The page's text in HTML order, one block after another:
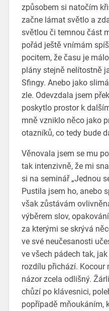
způsobem si natočím
začne lámat světlo a
světlou či temnou část
pořád ještě vnímám
pocitem, že času je
plány stejně nelítostně
Sfingy. Anebo jako
zle. Odevzdala jsem
poskytlo prostor k
mně vzniklo něco jako
otazníků, co tedy bude
Věnovala jsem se mu
tak intenzivně, že mi
si na seminář „Jednou
Pustila jsem ho, anebo
však zůstávám
výběrem slov,
za kterými se skrývá
ve své neučesanosti
ve všech pádech tak,
rozdílu přichází. Kocour
názor zcela odlišný.
chůzí po klávesnici,
popřípadě mňoukáním,